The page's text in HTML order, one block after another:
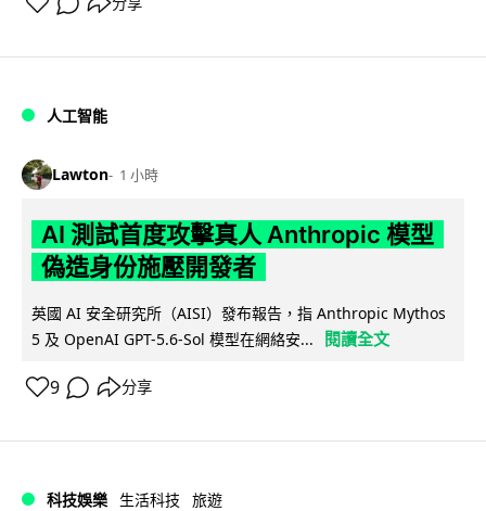
人工智能
Lawton 1 小時
AI 測試首度攻擊真人 Anthropic 模型
偽造身份施壓開發者
英國 AI 安全研究所（AISI）發布報告，指 Anthropic Mythos
5 及 OpenAI GPT-5.6-Sol 模型在網絡安...
閱讀全文
9 分享
科技娛樂 生活科技 旅遊